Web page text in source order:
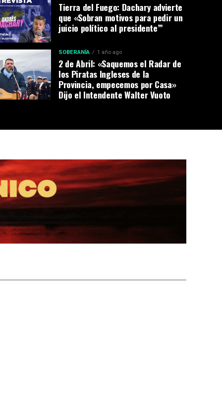
Tierra del Fuego: Dachary advierte
que «Sobran motivos para pedir un
juicio político al presidente’”
SOBERANÍA 1 año ago
2 de Abril: «Saquemos el Radar de
los Piratas Ingleses de la
Provincia, empecemos por Casa»
Dijo el Intendente Walter Vuoto